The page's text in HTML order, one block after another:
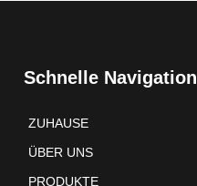
Schnelle Navigation
ZUHAUSE
ÜBER UNS
PRODUKTE